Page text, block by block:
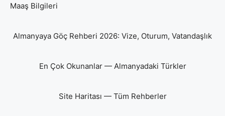
Maaş Bilgileri
Almanyaya Göç Rehberi 2026: Vize, Oturum, Vatandaşlık
En Çok Okunanlar — Almanyadaki Türkler
Site Haritası — Tüm Rehberler